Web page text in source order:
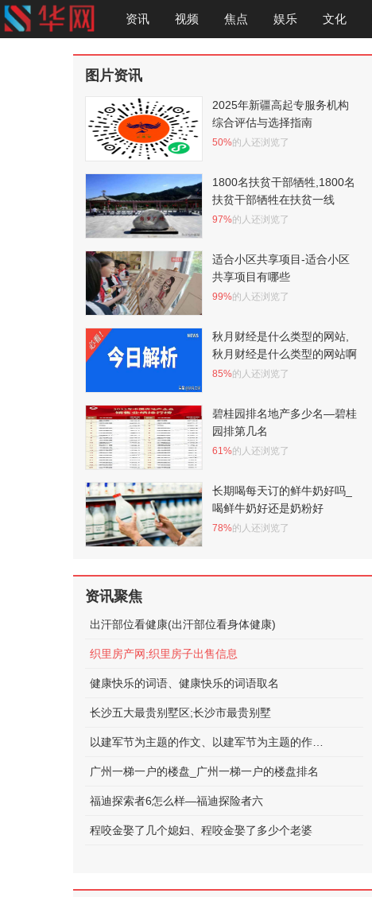
资讯 视频 焦点 娱乐 文化
图片资讯
2025年新疆高起专服务机构
综合评估与选择指南
50%的人还浏览了
1800名扶贫干部牺牲,1800名
扶贫干部牺牲在扶贫一线
97%的人还浏览了
适合小区共享项目-适合小区
共享项目有哪些
99%的人还浏览了
秋月财经是什么类型的网站,
秋月财经是什么类型的网站啊
85%的人还浏览了
碧桂园排名地产多少名—碧桂
园排第几名
61%的人还浏览了
长期喝每天订的鲜牛奶好吗_
喝鲜牛奶好还是奶粉好
78%的人还浏览了
资讯聚焦
出汗部位看健康(出汗部位看身体健康)
织里房产网;织里房子出售信息
健康快乐的词语、健康快乐的词语取名
长沙五大最贵别墅区;长沙市最贵别墅
广州一梯一户的楼盘_广州一梯一户的楼盘排名
福迪探索者6怎么样—福迪探险者六
程咬金娶了几个媳妇、程咬金娶了多少个老婆